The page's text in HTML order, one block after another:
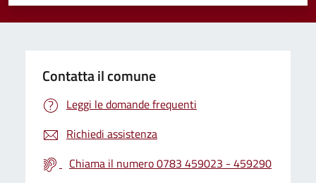
Contatta il comune
Leggi le domande frequenti
Richiedi assistenza
Chiama il numero 0783 459023 - 459290